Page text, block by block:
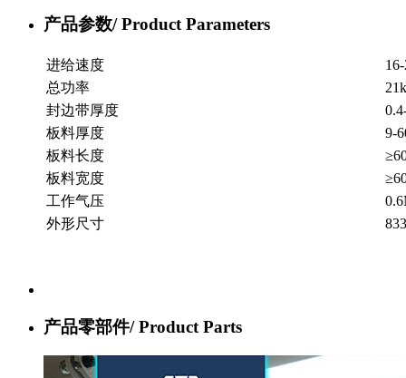
产品参数/Product Parameters
进给速度
总功率
封边带厚度
板料厚度
9-
板料长度
板料宽度
工作气压
外形尺寸
产品零部件/Product Parts